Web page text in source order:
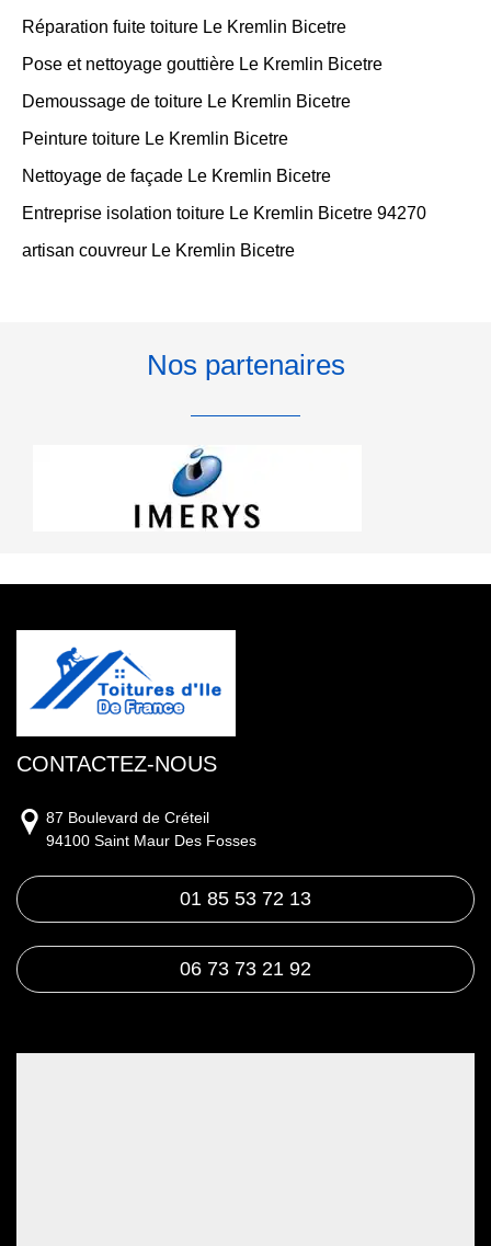
Réparation fuite toiture Le Kremlin Bicetre
Pose et nettoyage gouttière Le Kremlin Bicetre
Demoussage de toiture Le Kremlin Bicetre
Peinture toiture Le Kremlin Bicetre
Nettoyage de façade Le Kremlin Bicetre
Entreprise isolation toiture Le Kremlin Bicetre 94270
artisan couvreur Le Kremlin Bicetre
Nos partenaires
CONTACTEZ-NOUS
87 Boulevard de Créteil
94100 Saint Maur Des Fosses
01 85 53 72 13
06 73 73 21 92